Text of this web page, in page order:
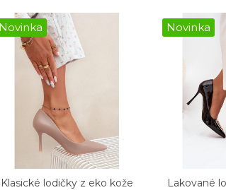
Novinka
Obľúbené
Klasické lodičky z eko kože
Novinka
Lakované